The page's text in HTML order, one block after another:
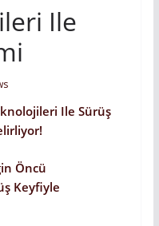
Ile
Ile Sürüş
Öncü
Keyfiyle